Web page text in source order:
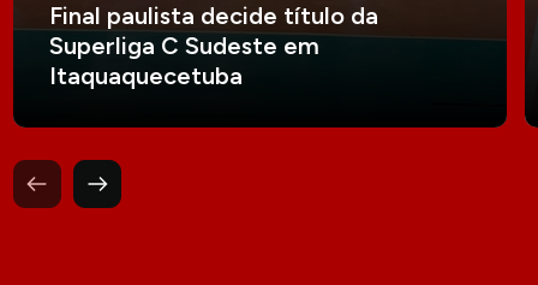
Final paulista decide título da
Superliga C Sudeste em
Itaquaquecetuba